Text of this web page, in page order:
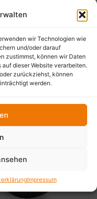
wir Technologien wie
und/oder darauf
zustimmst, können wir Daten
dieser Website verarbeiten.
zurückziehst, können
werden.
Impressum